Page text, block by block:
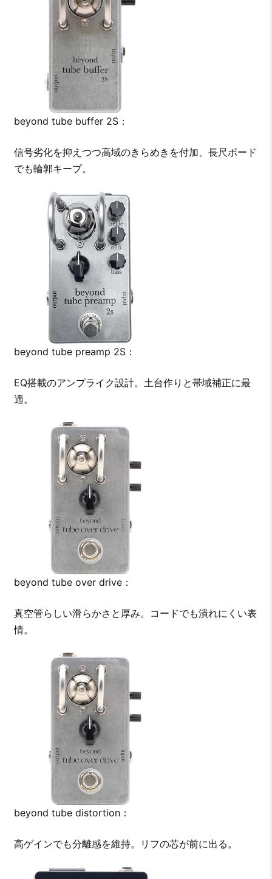
beyond tube buffer 2S：
信号劣化を抑えつつ高域のきらめきを付加、長尺ボード
でも輪郭キープ。
beyond tube preamp 2S：
EQ搭載のアンプライク設計。土台作りと帯域補正に最
適。
beyond tube over drive：
真空管らしい滑らかさと厚み。コードでも潰れにくい表
情。
beyond tube distortion：
高ゲインでも分離感を維持。リフの芯が前に出る。